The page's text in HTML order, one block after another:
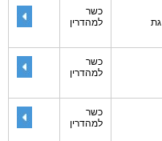
כשר
למהדרין
כשר
למהדרין
כשר
למהדרין